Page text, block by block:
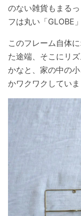
のない雑貨もまる
フは丸い「GLOBE
このフレーム自体
た途端、そこにリ
かなと、家の中の
かワクワクしていま